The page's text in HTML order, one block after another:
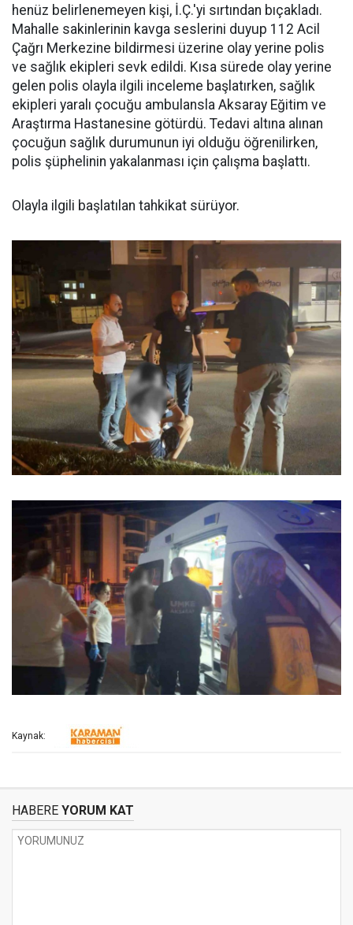
henüz belirlenemeyen kişi, İ.Ç.'yi sırtından bıçakladı.
Mahalle sakinlerinin kavga seslerini duyup 112 Acil
Çağrı Merkezine bildirmesi üzerine olay yerine polis
ve sağlık ekipleri sevk edildi. Kısa sürede olay yerine
gelen polis olayla ilgili inceleme başlatırken, sağlık
ekipleri yaralı çocuğu ambulansla Aksaray Eğitim ve
Araştırma Hastanesine götürdü. Tedavi altına alınan
çocuğun sağlık durumunun iyi olduğu öğrenilirken,
polis şüphelinin yakalanması için çalışma başlattı.
Olayla ilgili başlatılan tahkikat sürüyor.
Kaynak:
HABERE YORUM KAT